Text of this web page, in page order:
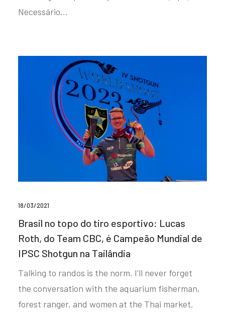
Necessário…
18/03/2021
Brasil no topo do tiro esportivo: Lucas
Roth, do Team CBC, é Campeão Mundial de
IPSC Shotgun na Tailândia
Talking to randos is the norm. I’ll never forget
the conversation with the aquarium fisherman,
forest ranger, and women at the Thai market.